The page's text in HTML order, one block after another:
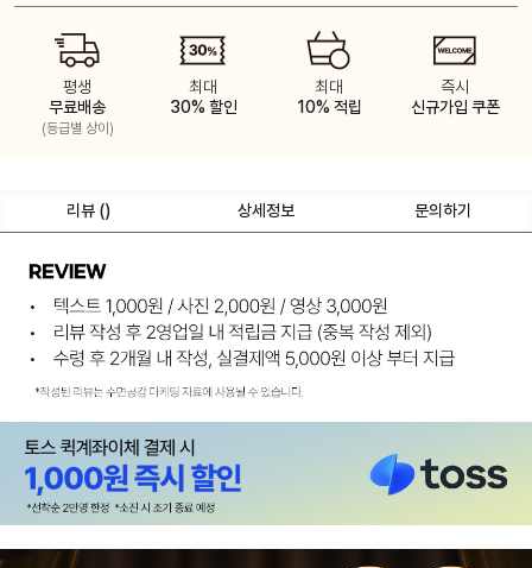
평생
무료배송
(등급별 상이)
최대
30% 할인
최대
10% 적립
즉시
신규가입 쿠폰
리뷰 () 상세정보 문의하기